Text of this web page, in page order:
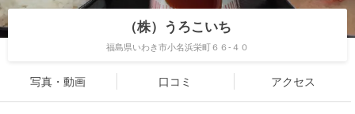
（株）うろこいち
福島県いわき市小名浜栄町６６-４０
写真・動画 口コミ アクセス